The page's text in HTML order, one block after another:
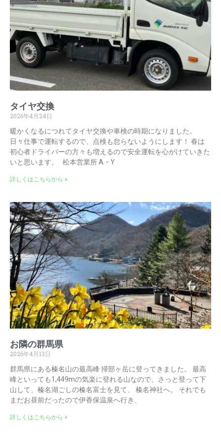
タイヤ交換
2026年4月24日
暖かくなるにつれてタイヤ交換や車検の時期になりました。
日々仕事で運転するので、点検も怠らないようにします！ 春は
初心者ドライバーの方々も増えるので安全運転を心がけていきた
いと思います。 松本営業所 A・Y
詳しくはこちらから »
お隣の群馬県
2026年4月13日
群馬県にある榛名山の最高峰 掃部ヶ岳に登ってきました。 最高
峰といっても1,449mの気楽に登れる山なので、さっと登って下
山して、榛名湖ごしの榛名富士を見て、 榛名神社へ。 それでも
まだお昼前だったので伊香保温泉へ行き、
詳しくはこちらから »